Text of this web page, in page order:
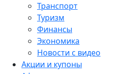
Транспорт
Туризм
Финансы
Экономика
Новости с видео
Акции и купоны